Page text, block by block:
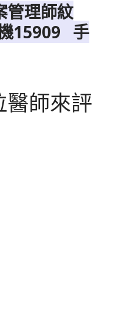
管理師紋
15909 手
醫師來評